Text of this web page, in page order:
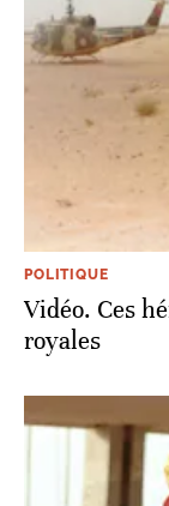
POLITIQUE
Vidéo. Ces
royales